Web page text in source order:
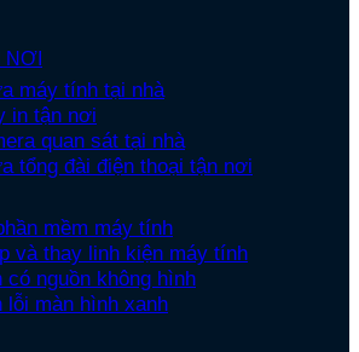
NƠI
máy tính tại nhà
in tận nơi
quan sát tại nhà
tổng đài điện thoại tận nơi
mềm máy tính
và thay linh kiện máy tính
có nguồn không hình
lỗi màn hình xanh